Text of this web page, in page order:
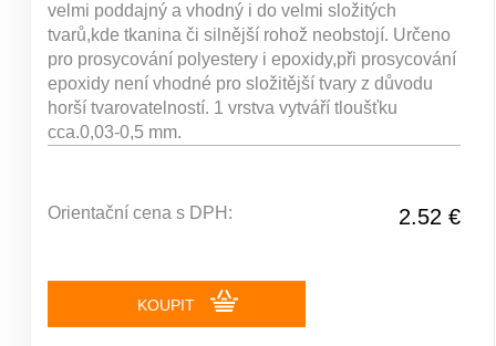
velmi poddajný a vhodný i do velmi složitých
tvarů,kde tkanina či silnější rohož neobstojí. Určeno
pro prosycování polyestery i epoxidy,při prosycování
epoxidy není vhodné pro složitější tvary z důvodu
horší tvarovatelností. 1 vrstva vytváří tloušťku
cca.0,03-0,5 mm.
2.52 €
Orientační cena s DPH:
KOUPIT